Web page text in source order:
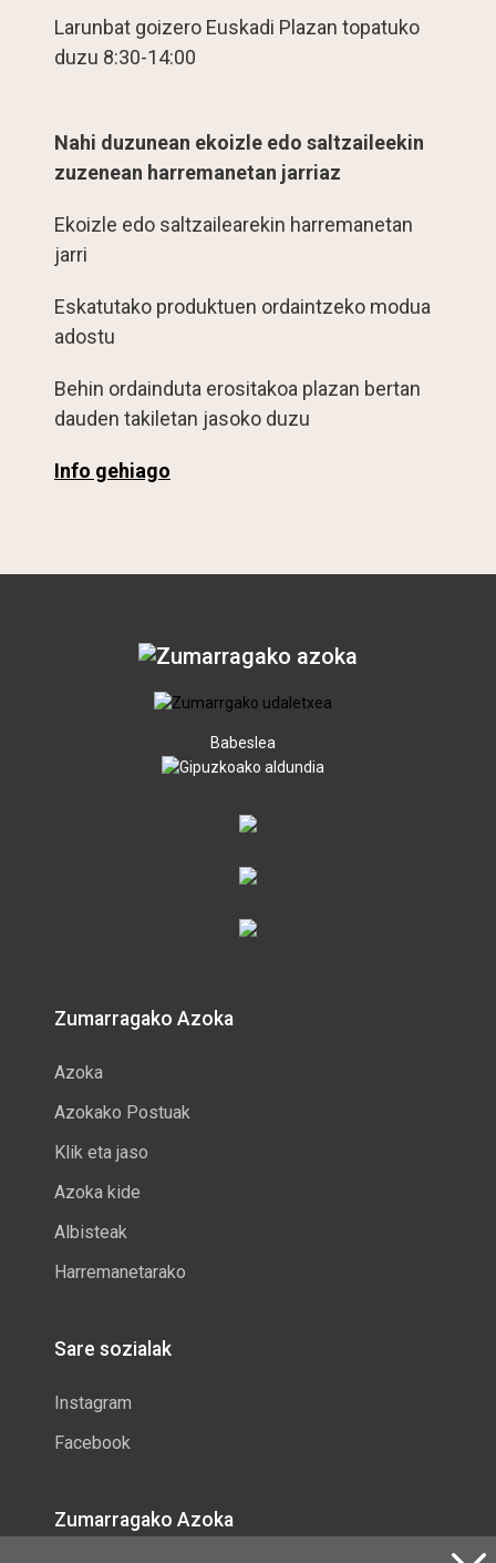
Larunbat goizero Euskadi Plazan topatuko
duzu 8:30-14:00
Nahi duzunean ekoizle edo saltzaileekin
zuzenean harremanetan jarriaz
Ekoizle edo saltzailearekin harremanetan
jarri
Eskatutako produktuen ordaintzeko modua
adostu
Behin ordainduta erositakoa plazan bertan
dauden takiletan jasoko duzu
Info gehiago
Babeslea
Zumarragako Azoka
Azoka
Azokako Postuak
Klik eta jaso
Azoka kide
Albisteak
Harremanetarako
Sare sozialak
Instagram
Facebook
Zumarragako Azoka